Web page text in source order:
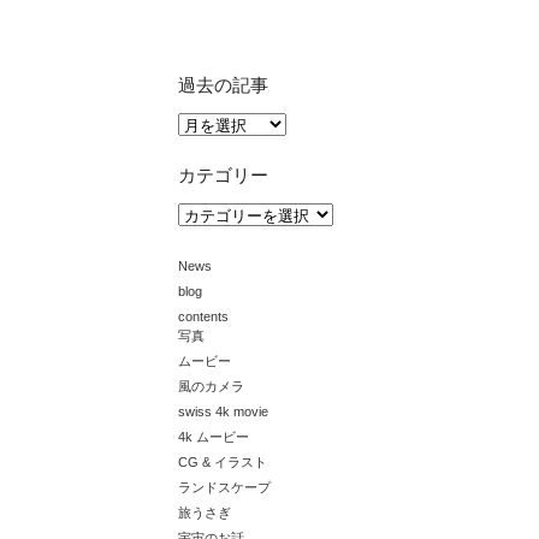
過去の記事
過
去
記
カテゴリー
カ
テ
リ
ー
News
blog
contents
写真
ムービー
風のカメラ
swiss 4k movie
4k ムービー
CG & イラスト
ランドスケープ
旅うさぎ